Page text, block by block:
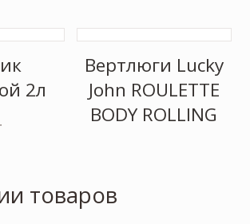
2л
Вертлюги Lucky
John ROULETTE
BODY ROLLING
товаров